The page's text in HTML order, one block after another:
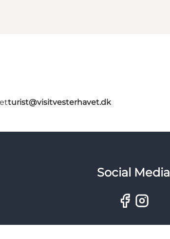
turist@visitvesterhavet.dk
Social Media